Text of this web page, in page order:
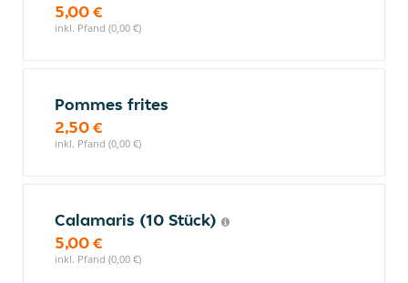
5,00 €
inkl. Pfand (0,00 €)
Pommes frites
2,50 €
inkl. Pfand (0,00 €)
Calamaris (10 Stück)
5,00 €
inkl. Pfand (0,00 €)